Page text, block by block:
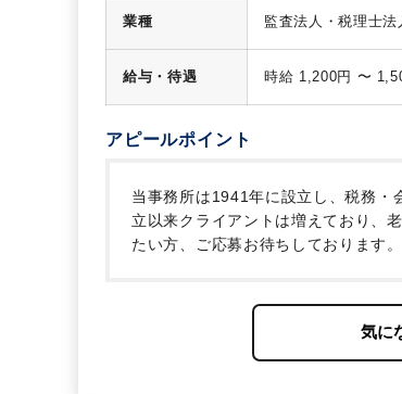
業種 監査法人・税理士法
給与・待遇 時給
アピールポイント
当事務所は1941年に設立し、税務・
立以来クライアントは増えており、
たい方、ご応募お待ちしております。